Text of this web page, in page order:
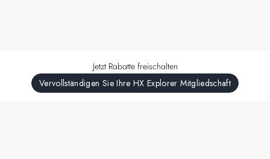
Jetzt Rabatte freischalten
Vervollständigen Sie Ihre HX Explorer Mitgliedschaft